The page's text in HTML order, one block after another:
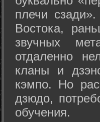
плечи
Востока,
звучных
отдаленно
кланы и
кэмпо. Но
дзюдо,
обучения.